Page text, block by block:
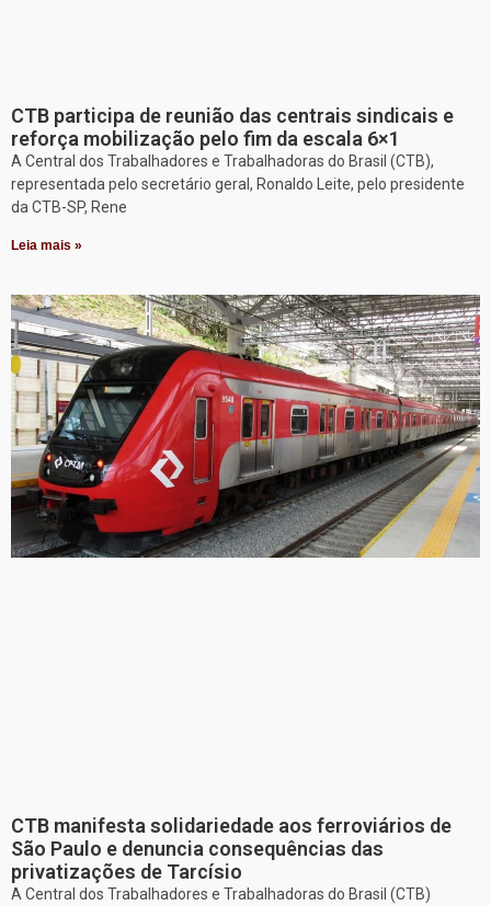
CTB participa de reunião das centrais sindicais e
reforça mobilização pelo fim da escala 6×1
A Central dos Trabalhadores e Trabalhadoras do Brasil (CTB),
representada pelo secretário geral, Ronaldo Leite, pelo presidente
da CTB-SP, Rene
Leia mais »
CTB manifesta solidariedade aos ferroviários de
São Paulo e denuncia consequências das
privatizações de Tarcísio
A Central dos Trabalhadores e Trabalhadoras do Brasil (CTB)